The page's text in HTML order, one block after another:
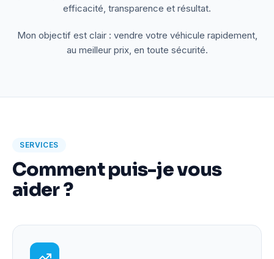
efficacité, transparence et résultat.
Mon objectif est clair : vendre votre véhicule rapidement,
au meilleur prix, en toute sécurité.
SERVICES
Comment puis-je vous
aider ?